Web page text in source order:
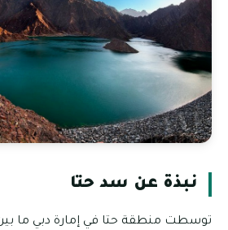
نبذة عن سد حتا
توسطت منطقة حتا في إمارة دبي ما بين